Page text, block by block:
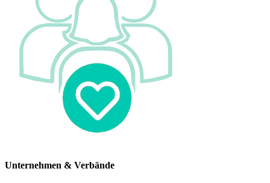
Unternehmen & Verbände